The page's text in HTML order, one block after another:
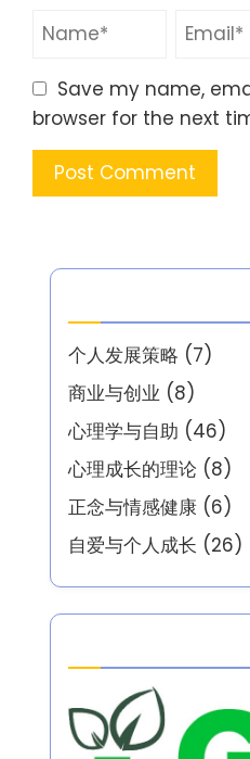
Save my name,
browser for the next
个人发展策略 (7)
商业与创业 (8)
心理学与自助 (46)
心理成长的理论 (8)
正念与情感健康 (6)
自爱与个人成长 (26)